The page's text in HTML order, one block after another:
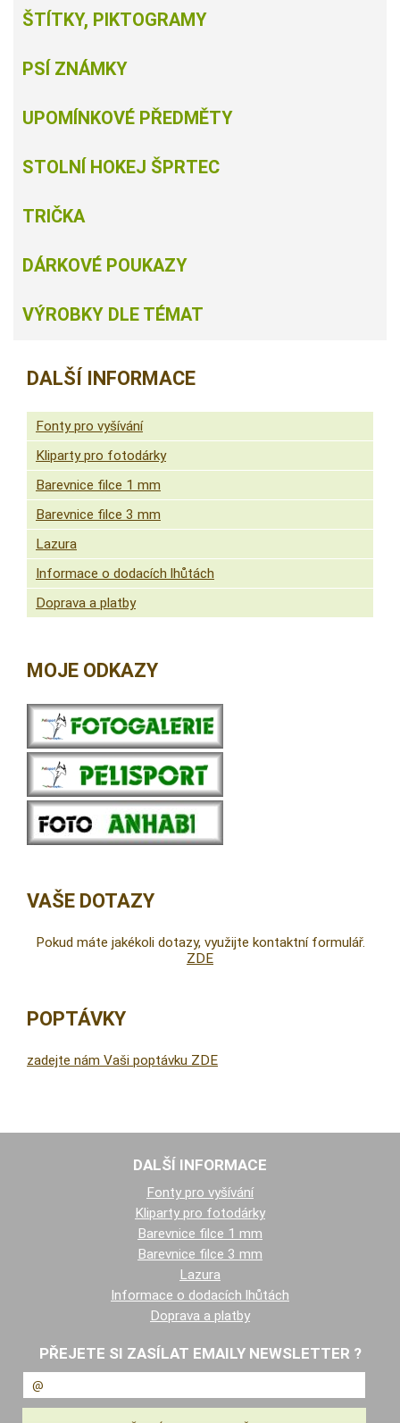
ŠTÍTKY, PIKTOGRAMY
PSÍ ZNÁMKY
UPOMÍNKOVÉ PŘEDMĚTY
STOLNÍ HOKEJ ŠPRTEC
TRIČKA
DÁRKOVÉ POUKAZY
VÝROBKY DLE TÉMAT
DALŠÍ INFORMACE
Fonty pro vyšívání
Kliparty pro fotodárky
Barevnice filce 1 mm
Barevnice filce 3 mm
Lazura
Informace o dodacích lhůtách
Doprava a platby
MOJE ODKAZY
VAŠE DOTAZY
Pokud máte jakékoli dotazy, využijte kontaktní formulář.
ZDE
POPTÁVKY
zadejte nám Vaši poptávku ZDE
DALŠÍ INFORMACE
Fonty pro vyšívání
Kliparty pro fotodárky
Barevnice filce 1 mm
Barevnice filce 3 mm
Lazura
Informace o dodacích lhůtách
Doprava a platby
PŘEJETE SI ZASÍLAT EMAILY NEWSLETTER ?